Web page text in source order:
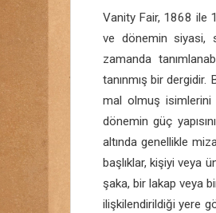
Vanity Fair, 1868 ile
ve dönemin siyasi,
zamanda
tanınmış bir
mal olmuş isimlerini
dönemin güç
altında genellikle
başlıklar, kişiyi veya
şaka, bir lakap veya
ilişkilendirildiği yere